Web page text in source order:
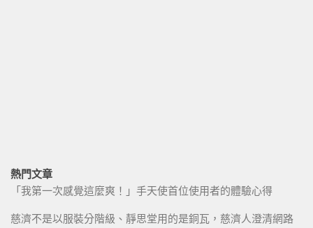
熱門文章
「我第一次感覺這麼爽！」手天使首位使用者的體驗心得
慈濟不是以服裝分階級、靜思堂用的是銅瓦，慈濟人澄清網路